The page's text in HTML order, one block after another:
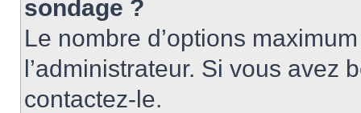
sondage ?
Le nombre d’options
l’administrateur. Si vous avez
contactez-le.